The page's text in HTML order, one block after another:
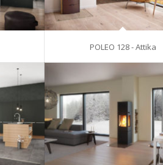
POLEO 128 - Attika